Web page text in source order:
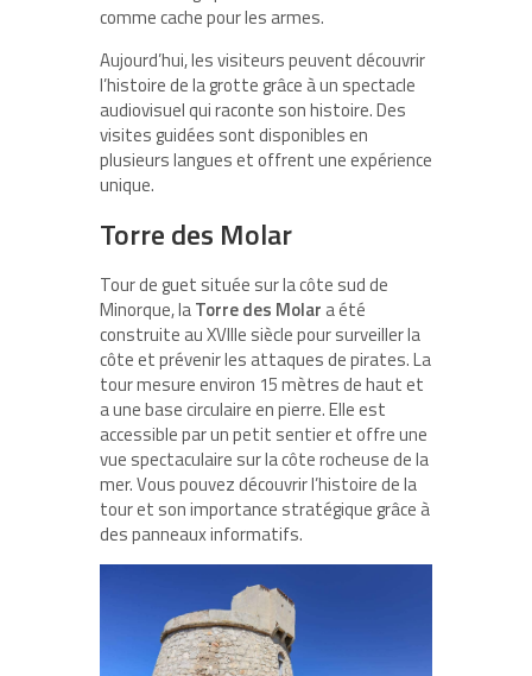
comme cache pour les armes.
Aujourd’hui, les visiteurs peuvent découvrir
l’histoire de la grotte grâce à un spectacle
audiovisuel qui raconte son histoire. Des
visites guidées sont disponibles en
plusieurs langues et offrent une expérience
unique.
Torre des Molar
Tour de guet située sur la côte sud de
Minorque, laTorre des Molar a été
construite au XVIIIe siècle pour surveiller la
côte et prévenir les attaques de pirates. La
tour mesure environ 15 mètres de haut et
a une base circulaire en pierre. Elle est
accessible par un petit sentier et offre une
vue spectaculaire sur la côte rocheuse de la
mer. Vous pouvez découvrir l’histoire de la
tour et son importance stratégique grâce à
des panneaux informatifs.